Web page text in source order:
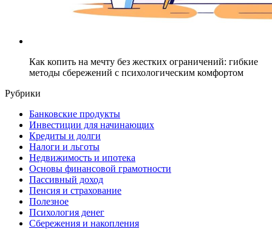
Как копить на мечту без жестких ограничений: гибкие
методы сбережений с психологическим комфортом
Рубрики
Банковские продукты
Инвестиции для начинающих
Кредиты и долги
Налоги и льготы
Недвижимость и ипотека
Основы финансовой грамотности
Пассивный доход
Пенсия и страхование
Полезное
Психология денег
Сбережения и накопления